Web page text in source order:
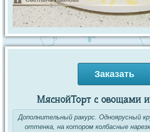
Заказать
МяснойТорт с овощами и
Дополнительный ракурс. Одноярусный
оттенка, на котором колбасные